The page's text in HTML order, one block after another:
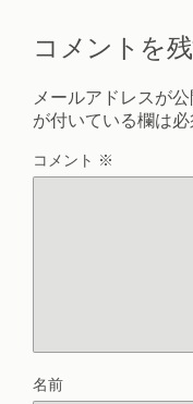
コメントを
メールアドレスが
が付いている欄は
コメント ※
名前